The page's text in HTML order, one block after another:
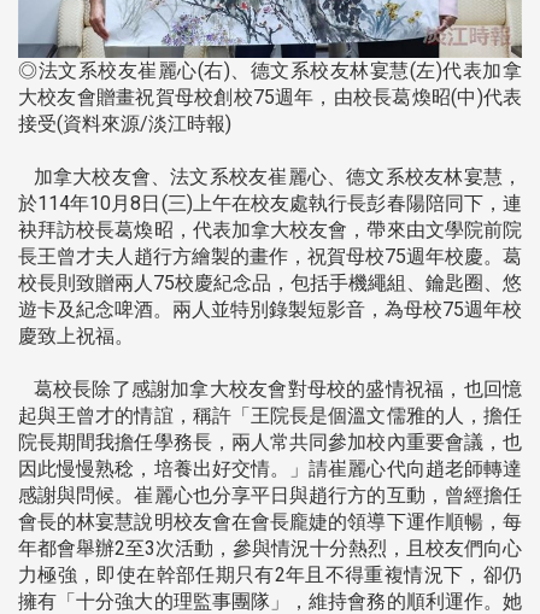
◎法文系校友崔麗心(右)、德文系校友林宴慧(左)代表加拿
大校友會贈畫祝賀母校創校75週年，由校長葛煥昭(中)代表
接受(資料來源/淡江時報)
加拿大校友會、法文系校友崔麗心、德文系校友林宴慧，
於114年10月8日(三)上午在校友處執行長彭春陽陪同下，連
袂拜訪校長葛煥昭，代表加拿大校友會，帶來由文學院前院
長王曾才夫人趙行方繪製的畫作，祝賀母校75週年校慶。葛
校長則致贈兩人75校慶紀念品，包括手機繩組、鑰匙圈、悠
遊卡及紀念啤酒。兩人並特別錄製短影音，為母校75週年校
慶致上祝福。
葛校長除了感謝加拿大校友會對母校的盛情祝福，也回憶
起與王曾才的情誼，稱許「王院長是個溫文儒雅的人，擔任
院長期間我擔任學務長，兩人常共同參加校內重要會議，也
因此慢慢熟稔，培養出好交情。」請崔麗心代向趙老師轉達
感謝與問候。崔麗心也分享平日與趙行方的互動，曾經擔任
會長的林宴慧說明校友會在會長龐婕的領導下運作順暢，每
年都會舉辦2至3次活動，參與情況十分熱烈，且校友們向心
力極強，即使在幹部任期只有2年且不得重複情況下，卻仍
擁有「十分強大的理監事團隊」，維持會務的順利運作。她